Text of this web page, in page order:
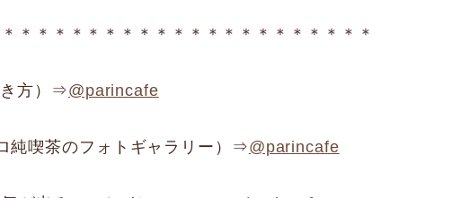
＊＊＊＊＊＊＊＊＊＊＊＊＊＊＊＊＊＊＊＊＊
方）⇒@parincafe
純喫茶のフォトギャラリー）⇒@parincafe